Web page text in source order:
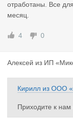
отработаны. Все
месяц.
4 0
Алексей из ИП
Кирилл из ООО
Приходите к